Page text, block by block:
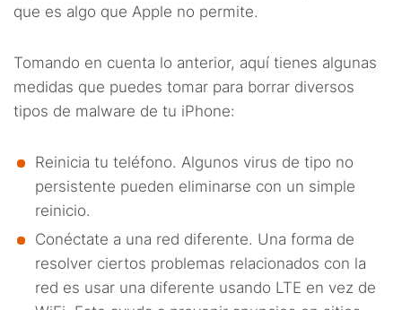
que es algo que Apple no permite.
Tomando en cuenta lo anterior, aquí tienes algunas
medidas que puedes tomar para borrar diversos
tipos de malware de tu iPhone:
Reinicia tu teléfono. Algunos virus de tipo no
persistente pueden eliminarse con un simple
reinicio.
Conéctate a una red diferente. Una forma de
resolver ciertos problemas relacionados con la
red es usar una diferente usando LTE en vez de